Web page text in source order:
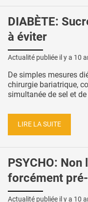
DIABÈTE:
à éviter
Actualité publiée il y a 10
De simples mesures
chirurgie bariatrique,
simultanée de sel et
LIRE LA SUITE
PSYCHO: Non
forcément
Actualité publiée il y a 10